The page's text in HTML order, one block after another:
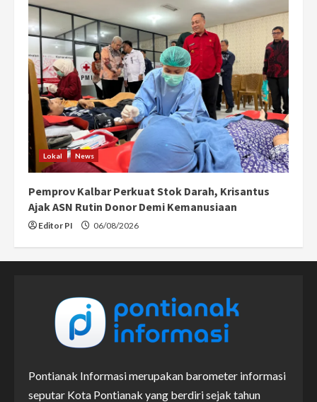
Lokal News
Pemprov Kalbar Perkuat Stok Darah, Krisantus
Ajak ASN Rutin Donor Demi Kemanusiaan
Editor PI 06/08/2026
Pontianak Informasi merupakan barometer informasi
seputar Kota Pontianak yang berdiri sejak tahun